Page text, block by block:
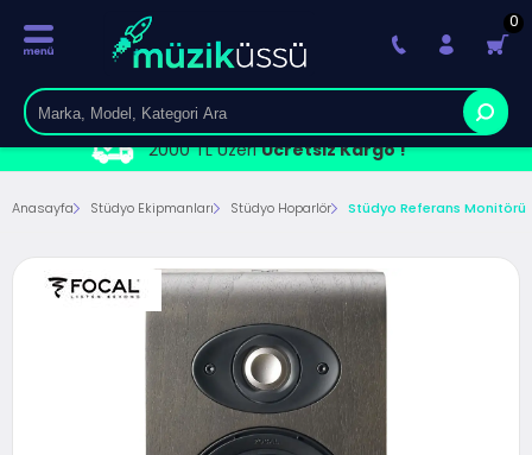
2000 TL ÜzeriÜcretsiz Kargo !
0
Anasayfa Stüdyo Ekipmanları Stüdyo Hoparlör Stüdyo Referans Monitörü